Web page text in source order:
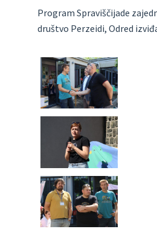
Program Spraviščijade
društvo Perzeidi, Odred